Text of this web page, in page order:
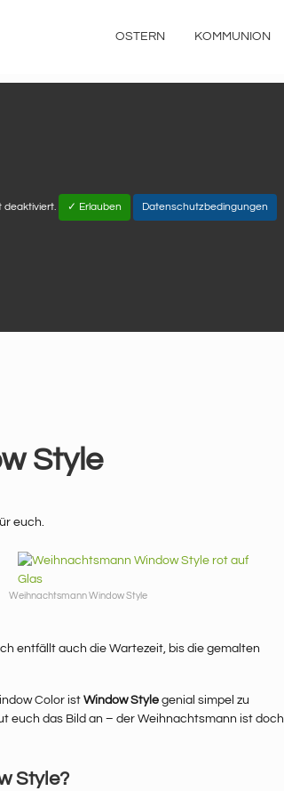
OSTERN KOMMUNION
deaktiviert. ✓ Erlauben Datenschutzbedingungen
Style
euch.
Weihnachtsmann Window Style
entfällt auch die Wartezeit, bis die gemalten
Color ist Window Style genial simpel zu
euch das Bild an – der Weihnachtsmann ist doch
Style?